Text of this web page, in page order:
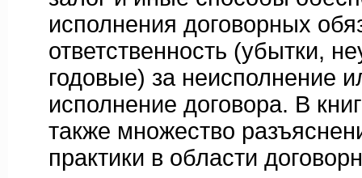
исполнения договорных
ответственность (убытки,
годовые) за неисполнение
исполнение договора. В
также множество
практики в области